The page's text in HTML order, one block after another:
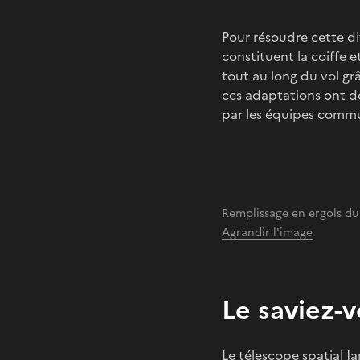
Pour résoudre cette
constituent la coiffe
tout au long du vol
ces adaptations ont
par les équipes
Remplissage en ergols
Agrandir l'image
Le saviez-
Le télescope spatial